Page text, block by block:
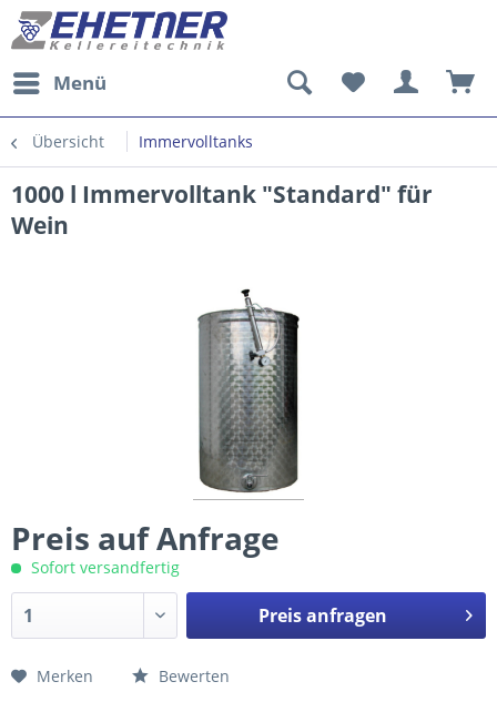
Menü
Übersicht Immervolltanks
1000 l Immervolltank "Standard" für
Wein
Preis auf Anfrage
Sofort versandfertig
Preis anfragen
Preis anfragen
Merken Bewerten